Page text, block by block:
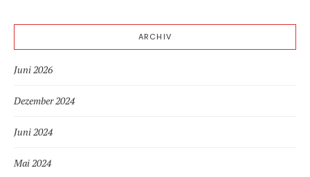
ARCHIV
Juni 2026
Dezember 2024
Juni 2024
Mai 2024